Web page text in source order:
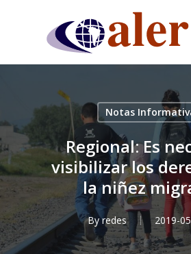
content
Notas
Regional: Es
visibilizar los
la niñez
By redes 2019-